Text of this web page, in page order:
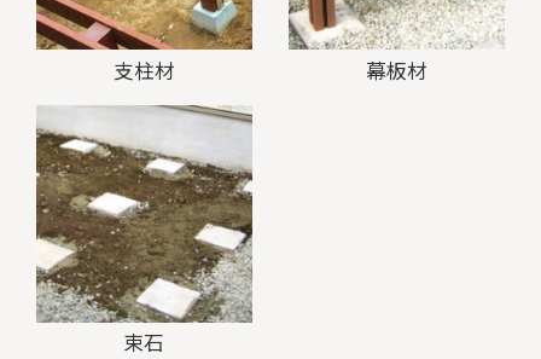
支柱材 幕板材
束石